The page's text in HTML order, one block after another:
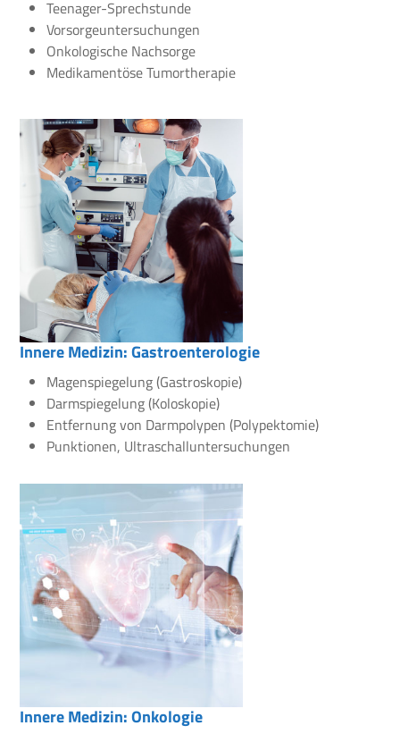
Teenager-Sprechstunde
Vorsorgeuntersuchungen
Onkologische Nachsorge
Medikamentöse Tumortherapie
Innere Medizin: Gastroenterologie
Magenspiegelung (Gastroskopie)
Darmspiegelung (Koloskopie)
Entfernung von Darmpolypen (Polypektomie)
Punktionen, Ultraschalluntersuchungen
Innere Medizin: Onkologie